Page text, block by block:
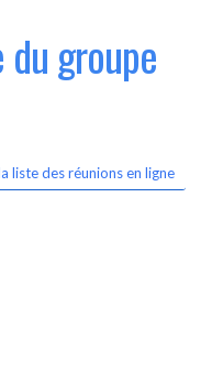
groupe
liste des réunions en ligne